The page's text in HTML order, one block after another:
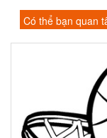
Có thể bạn quan